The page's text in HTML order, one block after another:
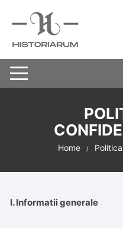
Home
I. Informatii generale